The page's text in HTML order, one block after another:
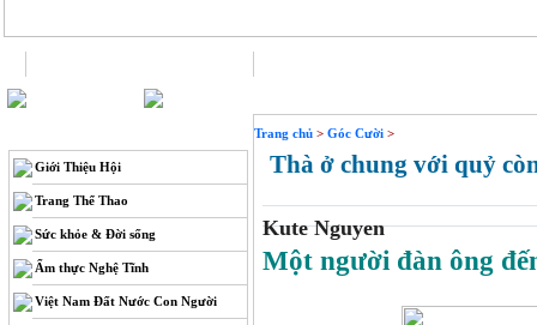
Giới Thiệu Hội
Trang Thể Thao
Sức khỏe & Đời sống
Ẩm thực Nghệ Tĩnh
Việt Nam Đất Nước Con Người
Trang chủ > Góc Cười >
Thà ở chung với quỷ
Kute Nguyen
Một người đàn ông